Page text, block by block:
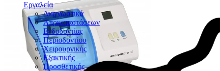
Εργαλεία
Διαγνωστικά
Αποκαταστάσεων
Ενδοδοντίας
Περιοδοντίου
Χειρουργικής
Εξακτικής
Προσθετικής